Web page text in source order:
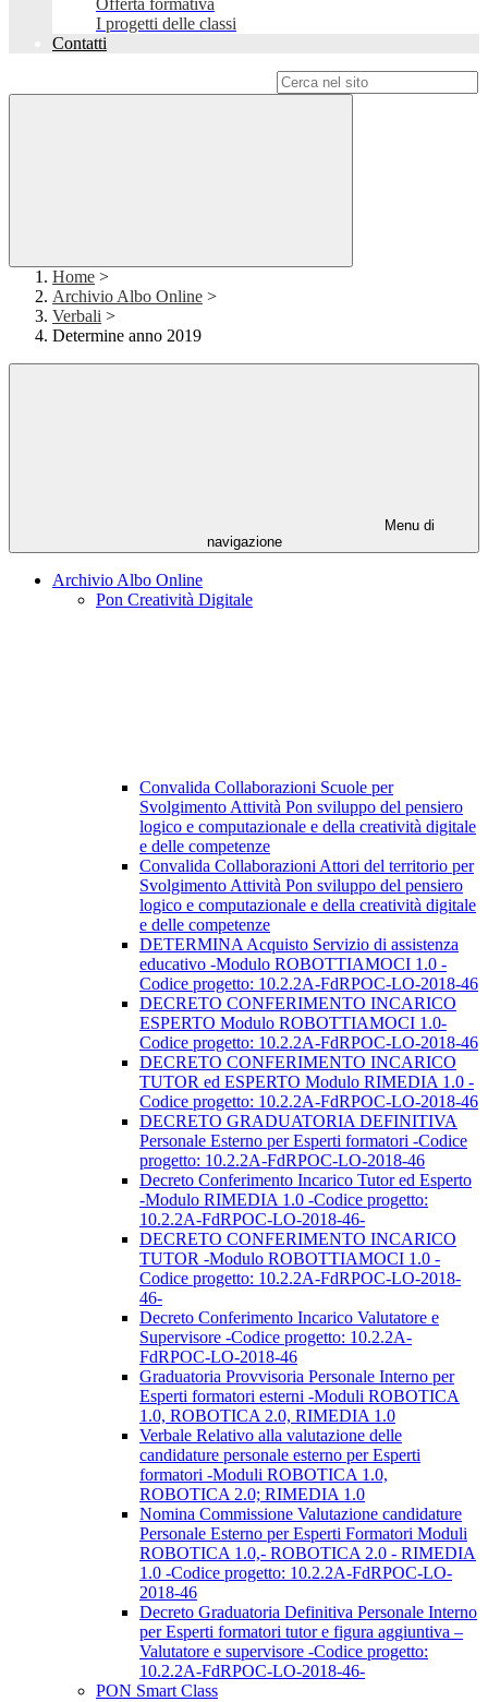
Offerta formativa
I progetti delle classi
Contatti
Home >
Archivio Albo Online >
Verbali >
Determine anno 2019
Menu di
navigazione
Archivio Albo Online
Pon Creatività Digitale
Convalida Collaborazioni Scuole per
Svolgimento Attività Pon sviluppo del pensiero
logico e computazionale e della creatività digitale
e delle competenze
Convalida Collaborazioni Attori del territorio per
Svolgimento Attività Pon sviluppo del pensiero
logico e computazionale e della creatività digitale
e delle competenze
DETERMINA Acquisto Servizio di assistenza
educativo -Modulo ROBOTTIAMOCI 1.0 -
Codice progetto: 10.2.2A-FdRPOC-LO-2018-46
DECRETO CONFERIMENTO INCARICO
ESPERTO Modulo ROBOTTIAMOCI 1.0-
Codice progetto: 10.2.2A-FdRPOC-LO-2018-46
DECRETO CONFERIMENTO INCARICO
TUTOR ed ESPERTO Modulo RIMEDIA 1.0 -
Codice progetto: 10.2.2A-FdRPOC-LO-2018-46
DECRETO GRADUATORIA DEFINITIVA
Personale Esterno per Esperti formatori -Codice
progetto: 10.2.2A-FdRPOC-LO-2018-46
Decreto Conferimento Incarico Tutor ed Esperto
-Modulo RIMEDIA 1.0 -Codice progetto:
10.2.2A-FdRPOC-LO-2018-46-
DECRETO CONFERIMENTO INCARICO
TUTOR -Modulo ROBOTTIAMOCI 1.0 -
Codice progetto: 10.2.2A-FdRPOC-LO-2018-
46-
Decreto Conferimento Incarico Valutatore e
Supervisore -Codice progetto: 10.2.2A-
FdRPOC-LO-2018-46
Graduatoria Provvisoria Personale Interno per
Esperti formatori esterni -Moduli ROBOTICA
1.0, ROBOTICA 2.0, RIMEDIA 1.0
Verbale Relativo alla valutazione delle
candidature personale esterno per Esperti
formatori -Moduli ROBOTICA 1.0,
ROBOTICA 2.0; RIMEDIA 1.0
Nomina Commissione Valutazione candidature
Personale Esterno per Esperti Formatori Moduli
ROBOTICA 1.0,- ROBOTICA 2.0 - RIMEDIA
1.0 -Codice progetto: 10.2.2A-FdRPOC-LO-
2018-46
Decreto Graduatoria Definitiva Personale Interno
per Esperti formatori tutor e figura aggiuntiva –
Valutatore e supervisore -Codice progetto:
10.2.2A-FdRPOC-LO-2018-46-
PON Smart Class